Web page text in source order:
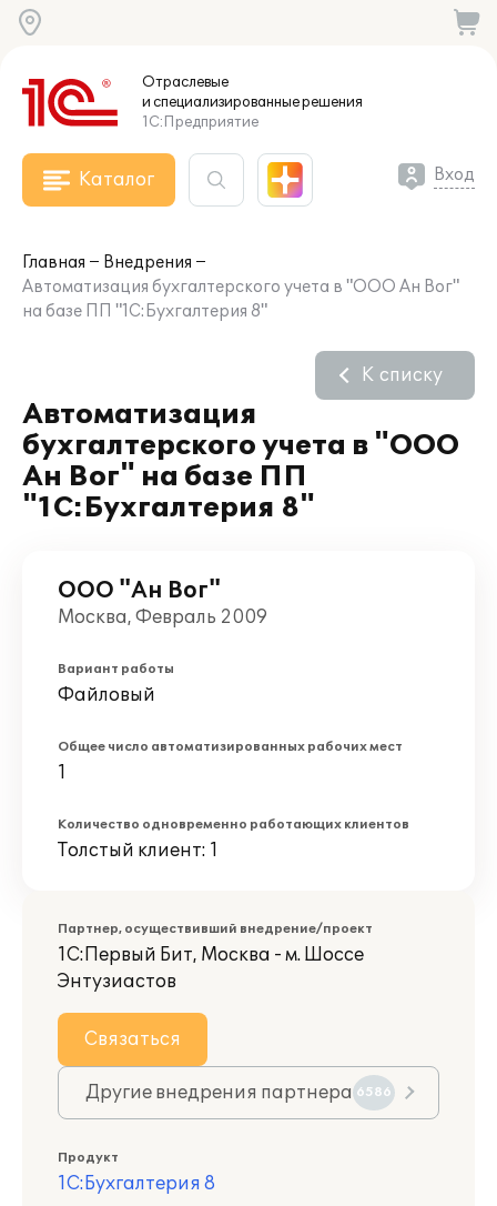
Отраслевые
и специализированныерешения
1С:Предприятие
Каталог Вход
Главная
Внедрения
Автоматизация бухгалтерского учета в "ООО Ан Вог"
на базе ПП "1С:Бухгалтерия 8"
Автоматизация
бухгалтерского учета в "ООО
Ан Вог" на базе ПП
"1С:Бухгалтерия 8"
К списку
ООО "Ан Вог"
Москва, Февраль 2009
Вариант работы
Файловый
Общее число автоматизированных рабочих мест
1
Количество одновременно работающих клиентов
Толстый клиент: 1
Партнер, осуществивший внедрение/проект
1С:Первый Бит, Москва - м. Шоссе
Энтузиастов
Связаться
Другие внедрения партнера 6586
Продукт
1С:Бухгалтерия 8